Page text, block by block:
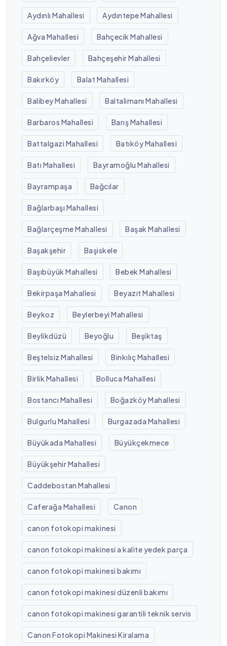
Aydınlı Mahallesi Aydıntepe Mahallesi
Ağva Mahallesi Bahçecik Mahallesi
Bahçelievler Bahçeşehir Mahallesi
Bakırköy Balat Mahallesi
Balibey Mahallesi Baltalimanı Mahallesi
Barbaros Mahallesi Barış Mahallesi
Battalgazi Mahallesi Batıköy Mahallesi
Batı Mahallesi Bayramoğlu Mahallesi
Bayrampaşa Bağcılar
Bağlarbaşı Mahallesi
Bağlarçeşme Mahallesi Başak Mahallesi
Başakşehir Başiskele
Başıbüyük Mahallesi Bebek Mahallesi
Bekirpaşa Mahallesi Beyazıt Mahallesi
Beykoz Beylerbeyi Mahallesi
Beylikdüzü Beyoğlu Beşiktaş
Beştelsiz Mahallesi Binkılıç Mahallesi
Birlik Mahallesi Bolluca Mahallesi
Bostancı Mahallesi Boğazköy Mahallesi
Bulgurlu Mahallesi Burgazada Mahallesi
Büyükada Mahallesi Büyükçekmece
Büyükşehir Mahallesi
Caddebostan Mahallesi
Caferağa Mahallesi Canon
canon fotokopi makinesi
canon fotokopi makinesi a kalite yedek parça
canon fotokopi makinesi bakımı
canon fotokopi makinesi düzenli bakımı
canon fotokopi makinesi garantili teknik servis
Canon Fotokopi Makinesi Kiralama